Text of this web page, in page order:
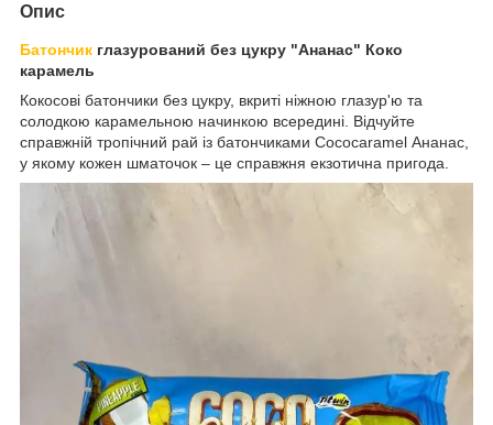
Опис
Батончик глазурований без цукру "Ананас" Коко
карамель
Кокосові батончики без цукру, вкриті ніжною глазур'ю та
солодкою карамельною начинкою всередині. Відчуйте
справжній тропічний рай із батончиками Cococaramel Ананас,
у якому кожен шматочок – це справжня екзотична пригода.